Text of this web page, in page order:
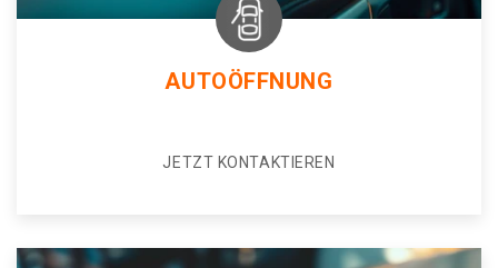
AUTOÖFFNUNG
JETZT KONTAKTIEREN